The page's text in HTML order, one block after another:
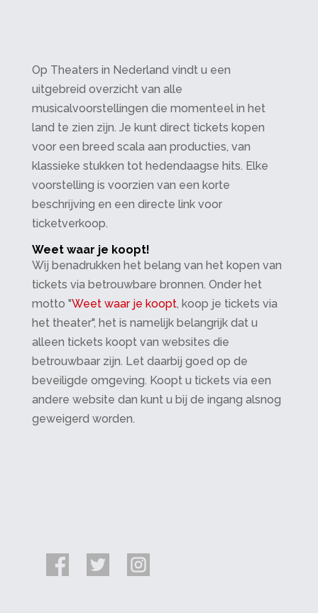
Op Theaters in Nederland vindt u een
uitgebreid overzicht van alle
musicalvoorstellingen die momenteel in het
land te zien zijn. Je kunt direct tickets kopen
voor een breed scala aan producties, van
klassieke stukken tot hedendaagse hits. Elke
voorstelling is voorzien van een korte
beschrijving en een directe link voor
ticketverkoop.
Weet waar je koopt!
Wij benadrukken het belang van het kopen van
tickets via betrouwbare bronnen. Onder het
motto "Weet waar je koopt, koop je tickets via
het theater", het is namelijk belangrijk dat u
alleen tickets koopt van websites die
betrouwbaar zijn. Let daarbij goed op de
beveiligde omgeving. Koopt u tickets via een
andere website dan kunt u bij de ingang alsnog
geweigerd worden.